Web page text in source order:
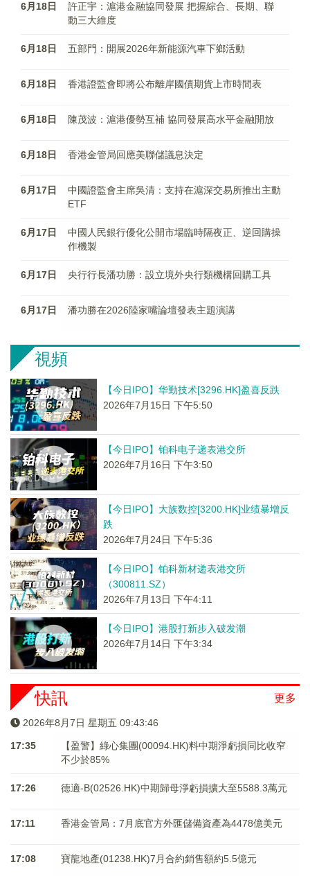
6月18日
許正宇：滬港金融協同發展 把握綜合、長期、聯
動三大維度
6月18日 五部門：開展2026年新能源汽車下鄉活動
6月18日 香港證監會即將公布離岸國債期貨上市時間表
6月18日 陳茂波：滬港優勢互補 協同發展高水平金融開放
6月18日 香港金管局回應美聯儲議息決定
6月17日
中國證監會主席吳清：支持在滬深交易所推出主動
ETF
6月17日
中國人民銀行優化公開市場臨時隔夜正、逆回購操
作機製
6月17日 央行行長潘功勝：設立境外央行類機構回購工具
6月17日 潘功勝在2026陸家嘴論壇發表主題演講
視頻
【今日IPO】华勤技术[3296.HK]盈喜反跌
2026年7月15日 下午5:50
【今日IPO】铂科电子递表港交所
2026年7月16日 下午3:50
【今日IPO】大族数控[3200.HK]业绩暴增反
跌
2026年7月24日 下午5:36
【今日IPO】铂科新材递表港交所
（300811.SZ）
2026年7月13日 下午4:11
【今日IPO】港股打新步入破发潮
2026年7月14日 下午3:34
更多
快訊
2026年8月7日 星期五 09:43:47
17:35
【盈警】綠心集團(00094.HK)料中期淨虧損同比收窄
不少於85%
17:26 德適-B(02526.HK)中期歸母淨虧損擴大至5588.3萬元
17:11 香港金管局：7月底官方外匯儲備資產為4478億美元
17:08 寶龍地產(01238.HK)7月合約銷售額約5.5億元